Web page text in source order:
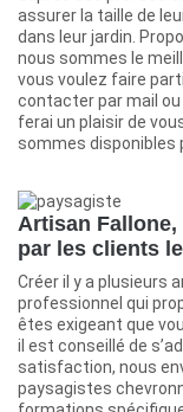
assurer la taille de
dans leur jardin.
nous sommes le
vous voulez faire
contacter par mail ou
ferai un plaisir de
sommes disponibles
Artisan
par les clients
Créer il y a plusieurs
professionnel qui
êtes exigeant que
il est conseillé de
satisfaction, nous
paysagistes